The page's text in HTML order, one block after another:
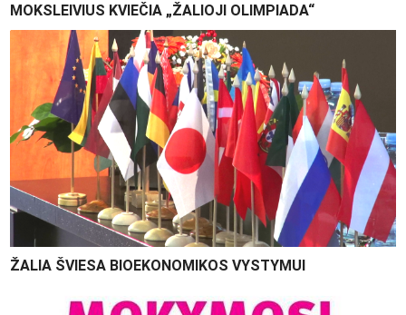
MOKSLEIVIUS KVIEČIA „ŽALIOJI OLIMPIADA“
ŽALIA ŠVIESA BIOEKONOMIKOS VYSTYMUI